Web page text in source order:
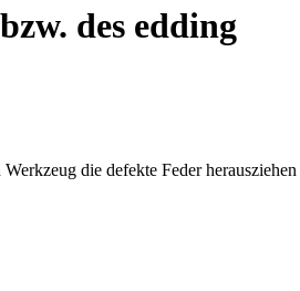
des edding
die defekte Feder herausziehen